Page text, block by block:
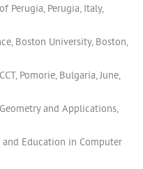
Perugia, Perugia, Italy,
Boston University, Boston,
Pomorie, Bulgaria, June,
and Applications,
Education in Computer